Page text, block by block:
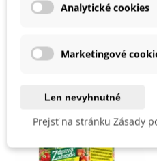
Vegetačné Obdobie
Mohli byste ešte
Analytické cookies
Marketingové
Len nevyhnutné
Prejsť na stránku Zásady